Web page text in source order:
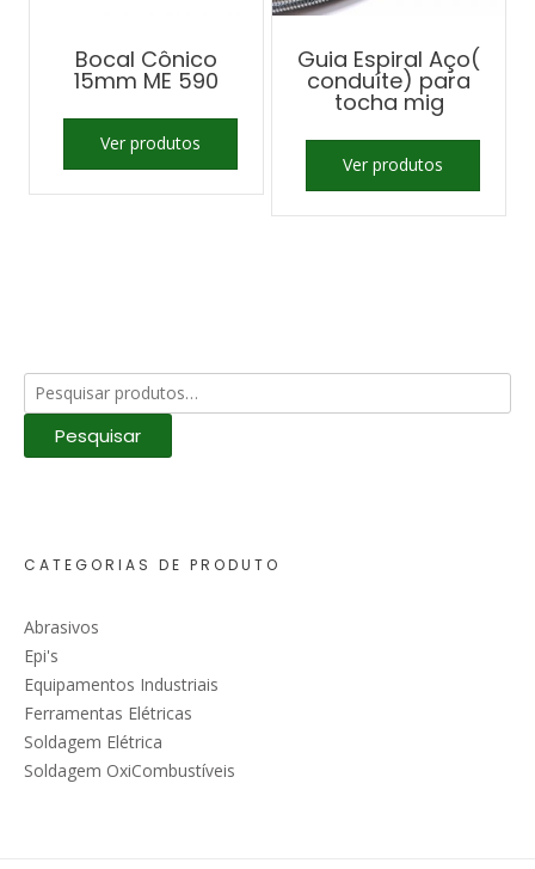
Bocal Cônico
15mm ME 590
Ver produtos
Guia Espiral Aço(
conduíte) para
tocha mig
Ver produtos
Pesquisar
por:
Pesquisar
CATEGORIAS DE PRODUTO
Abrasivos
Epi's
Equipamentos Industriais
Ferramentas Elétricas
Soldagem Elétrica
Soldagem OxiCombustíveis